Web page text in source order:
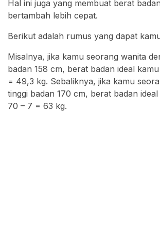
Hal ini juga yang membuat berat
bertambah lebih cepat.
Berikut adalah rumus yang dapat
Misalnya, jika kamu seorang wanita
badan 158 cm, berat badan ideal
= 49,3 kg. Sebaliknya, jika kamu
tinggi badan 170 cm, berat badan
70 – 7 = 63 kg.